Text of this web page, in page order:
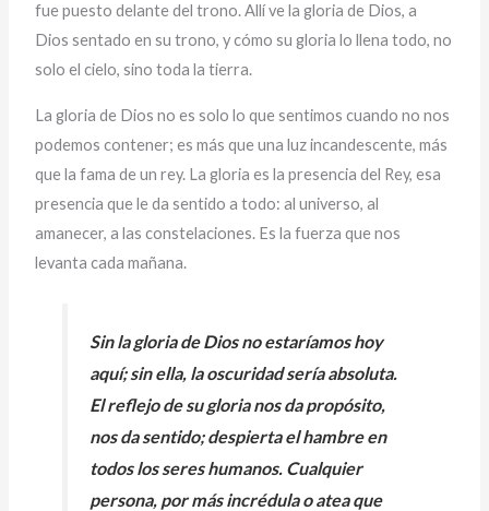
fue puesto delante del trono. Allí ve la gloria de Dios, a
Dios sentado en su trono, y cómo su gloria lo llena todo, no
solo el cielo, sino toda la tierra.
La gloria de Dios no es solo lo que sentimos cuando no nos
podemos contener; es más que una luz incandescente, más
que la fama de un rey. La gloria es la presencia del Rey, esa
presencia que le da sentido a todo: al universo, al
amanecer, a las constelaciones. Es la fuerza que nos
levanta cada mañana.
Sin la gloria de Dios no estaríamos hoy
aquí; sin ella, la oscuridad sería absoluta.
El reflejo de su gloria nos da propósito,
nos da sentido; despierta el hambre en
todos los seres humanos. Cualquier
persona, por más incrédula o atea que